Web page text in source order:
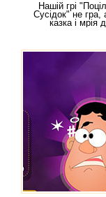
Нашій грі
Сусідок" не гра,
казка і мрія